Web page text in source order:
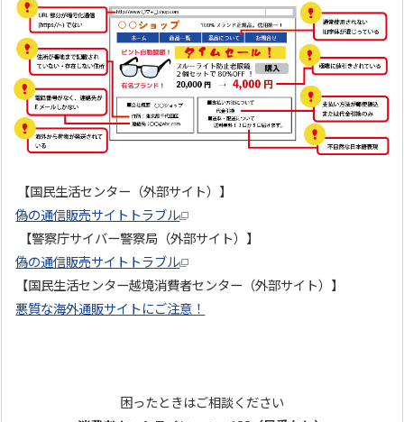
【国民生活センター（外部サイト）】
偽の通信販売サイトトラブル
【警察庁サイバー警察局（外部サイト）】
偽の通信販売サイトトラブル
【国民生活センター越境消費者センター（外部サイト）】
悪質な海外通販サイトにご注意！
困ったときはご相談ください